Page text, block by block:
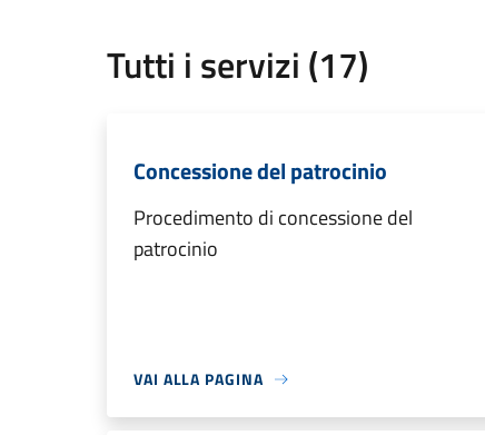
Tutti i servizi (17)
Concessione del patrocinio
Procedimento di concessione del
patrocinio
VAI ALLA PAGINA